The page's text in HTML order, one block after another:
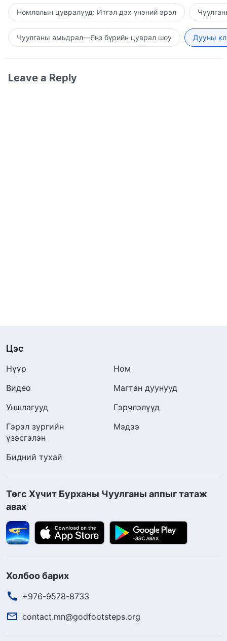
Номлолын цувралууд: Итгэл дэх үнэний эрэл
Чуулганы амьдрал—Янз бүрийн цуврал шоу Дууны
Leave a Reply
Цэс
Нүүр
Ном
Видео
Магтан дуунууд
Уншлагууд
Гэрчлэлүүд
Гэрэл зургийн
үзэсгэлэн
Мэдээ
Бидний тухай
Төгс Хүчит Бурханы Чуулганы аппыг татаж
авах
Холбоо барих
+976-9578-8733
contact.mn@godfootsteps.org